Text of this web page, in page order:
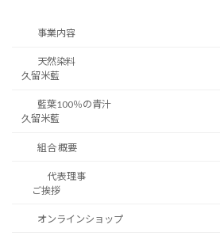
事業内容
天然染料
久留米藍
藍葉100％の青汁
久留米藍
組合 概要
代表理事
ご挨拶
オンラインショップ